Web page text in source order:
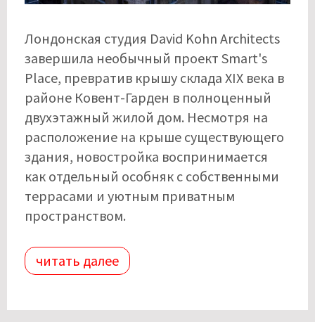
Лондонская студия David Kohn Architects
завершила необычный проект Smart's
Place, превратив крышу склада XIX века в
районе Ковент-Гарден в полноценный
двухэтажный жилой дом. Несмотря на
расположение на крыше существующего
здания, новостройка воспринимается
как отдельный особняк с собственными
террасами и уютным приватным
пространством.
читать далее